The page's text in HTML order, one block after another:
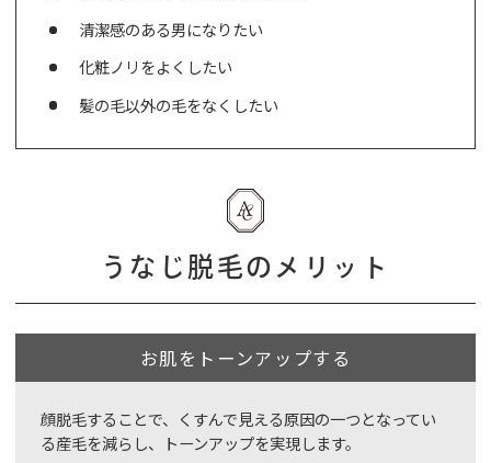
清潔感のある男になりたい
化粧ノリをよくしたい
髪の毛以外の毛をなくしたい
うなじ脱毛のメリット
お肌をトーンアップする
顔脱毛することで、くすんで見える原因の一つとなってい
る産毛を減らし、トーンアップを実現します。